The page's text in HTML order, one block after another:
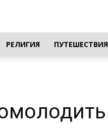
РЕЛИГИЯ ПУТЕШЕСТВИЯ